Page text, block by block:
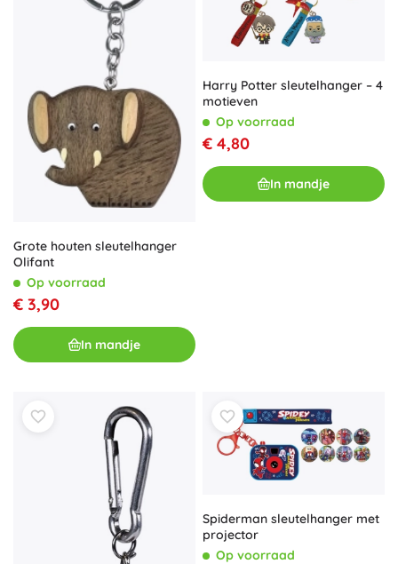
Grote houten sleutelhanger
Olifant
Op voorraad
€ 3,90
In mandje
Harry Potter sleutelhanger – 4
motieven
Op voorraad
€ 4,80
In mandje
Spiderman sleutelhanger met
projector
Op voorraad